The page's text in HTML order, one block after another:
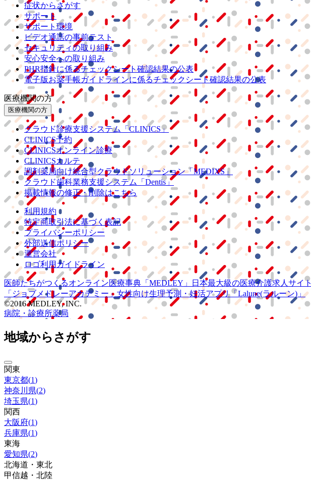
症状からさがす
サポート
サポート環境
ビデオ通話の事前テスト
セキュリティの取り組み
安心安全への取り組み
PHR指針に係るチェックシート確認結果の公表
電子版お薬手帳ガイドラインに係るチェックシート確認結果の公表
医療機関の方
医療機関の方
クラウド診療支援システム
「CLINICS」
CLINICS予約
CLINICSオンライン診療
CLINICSカルテ
調剤薬局向け統合型クラウドソリューション「MEDIXS」
クラウド歯科業務支援システム
「Dentis」
掲載情報の修正・削除はこちら
利用規約
特定商取引法に基づく表記
プライバシーポリシー
外部送信ポリシー
運営会社
ロゴ利用ガイドライン
医師たちがつくるオンライン医療事典 「MEDLEY」 日本最大級の医療介護求人サイト
「ジョブメドレーアカデミー」 女性向け生理予測・妊活アプリ「Lalune(ラルーン)」
©2016 MEDLEY, INC.
病院・診療所薬局
地域からさがす
関東
東京都(1)
神奈川県(2)
埼玉県(1)
関西
大阪府(1)
兵庫県(1)
東海
愛知県(2)
北海道・東北
甲信越・北陸